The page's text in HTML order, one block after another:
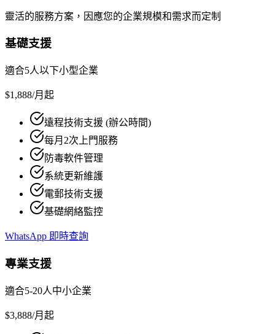
靈活的服務方案，因應您的企業規模和需求而定制
基礎支援
適合5人以下小型企業
$1,888/月起
遠程技術支援 (辦公時間)
每月2次上門服務
防毒軟件管理
系統更新維護
電郵技術支援
基礎網絡監控
WhatsApp 即時查詢
專業支援
適合5-20人中小企業
$3,888/月起